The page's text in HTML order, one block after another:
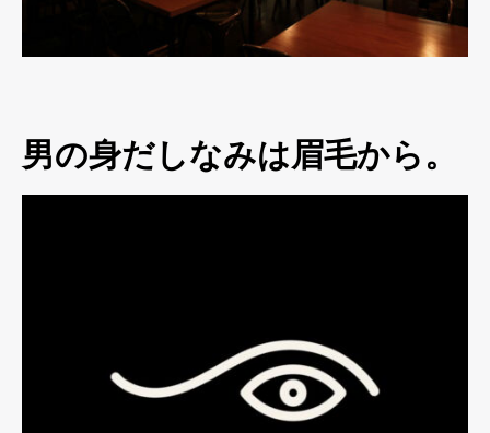
男の身だしなみは眉毛から。